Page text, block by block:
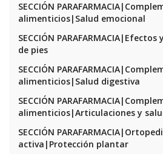
SECCIÓN
alimenticios|Salud emocional
SECCIÓN
de pies
SECCIÓN
alimenticios|Salud digestiva
SECCIÓN
alimenticios|Articulaciones y
SECCIÓN
activa|Protección plantar